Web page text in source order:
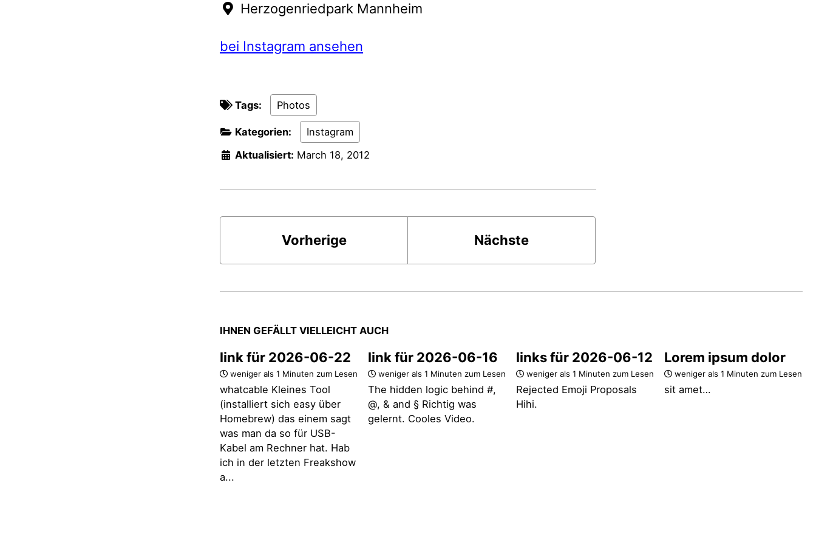
Herzogenriedpark Mannheim
bei Instagram ansehen
Tags: Photos
Kategorien:
Instagram
Aktualisiert: March 18, 2012
Vorherige Nächste
IHNEN GEFÄLLT VIELLEICHT AUCH
link für 2026-06-22
weniger als 1 Minuten zum Lesen
whatcable Kleines Tool
(installiert sich easy über
Homebrew) das einem sagt
was man da so für USB-
Kabel am Rechner hat. Hab
ich in der letzten Freakshow
a...
link für 2026-06-16
weniger als 1 Minuten zum Lesen
The hidden logic behind #,
@, & and § Richtig was
gelernt. Cooles Video.
links für 2026-06-12
weniger als 1 Minuten zum Lesen
Rejected Emoji Proposals
Hihi.
Lorem ipsum dolor
weniger als 1 Minuten zum Lesen
sit amet…